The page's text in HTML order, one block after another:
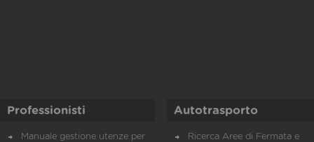
Professionisti
Manuale gestione utenze per
Autotrasporto
Ricerca Aree di Fermata e